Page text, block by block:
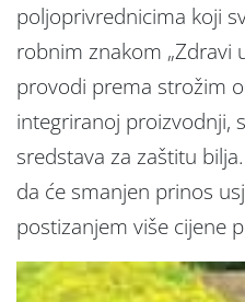
poljoprivrednicima koji
robnim znakom „Zdravi
provodi prema strožim
integriranoj proizvodnji,
sredstava za zaštitu
da će smanjen prinos
postizanjem više cijene